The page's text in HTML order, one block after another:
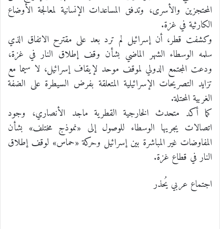
المحتجزين والأسرى، وتدفق المساعدات الإنسانية لمعالجة الأوضاع
الكارثية في غزة.
وكشفت قطر، أن إسرائيل لم ترد بعد على مقترح الاتفاق الذي
سلمه الوسطاء الشهر الماضي بشأن وقف إطلاق النار في غزة،
ودعت المجتمع الدولي لموقف موحد لإيقاف إسرائيل، لا سيما مع
تزايد التصريحات الإسرائيلية المتعلقة بفرض السيطرة على الضفة
الغربية المحتلة.
كما أكد متحدث الخارجية القطرية ماجد الأنصاري، وجود
اتصالات يجريها الوسطاء للوصول إلى «نموذج مختلف» بشأن
المفاوضات غير المباشرة بين إسرائيل وحركة «حماس» لوقف إطلاق
النار في قطاع غزة.
اجتماع عربي يُحذر